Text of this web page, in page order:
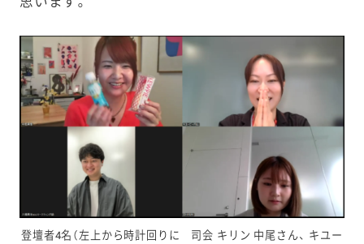
登壇者4名（左上から時計回りに 司会 キリン 中尾さん、 キユー